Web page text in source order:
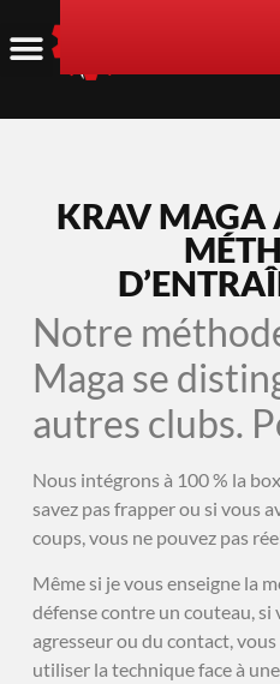
KRAV MAGA
Notre
Maga se
autres clubs.
Nous intégrons à 100 % la
savez pas frapper ou si vous
coups, vous ne pouvez pas
Même si je vous enseigne la
défense contre un couteau, si
agresseur ou du contact, vous
utiliser la technique face à